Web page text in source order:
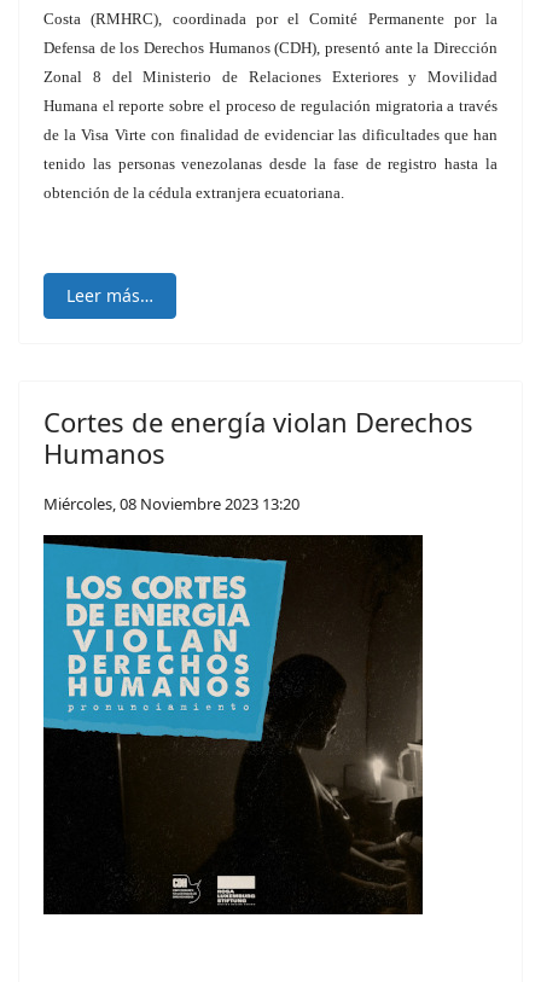
Costa (RMHRC), coordinada por el Comité Permanente por la
Defensa de los Derechos Humanos (CDH), presentó ante la Dirección
Zonal 8 del Ministerio de Relaciones Exteriores y Movilidad
Humana el reporte sobre el proceso de regulación migratoria a través
de la Visa Virte con finalidad de evidenciar las dificultades que han
tenido las personas venezolanas desde la fase de registro hasta la
obtención de la cédula extranjera ecuatoriana.
Leer más…
Cortes de energía violan Derechos
Humanos
Miércoles, 08 Noviembre 2023 13:20